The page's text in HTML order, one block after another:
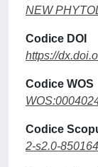
NEW
Codice DOI
https://
Codice WOS
Codice
2-s2.0-